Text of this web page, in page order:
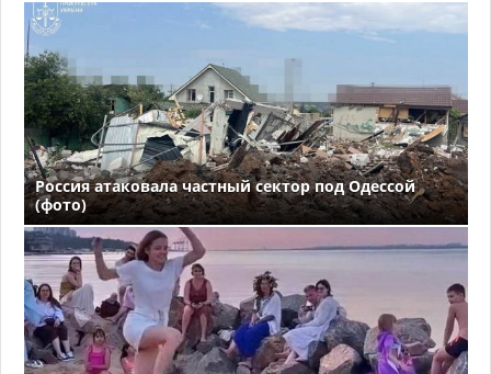
Россия атаковала частный сектор под Одессой
(фото)